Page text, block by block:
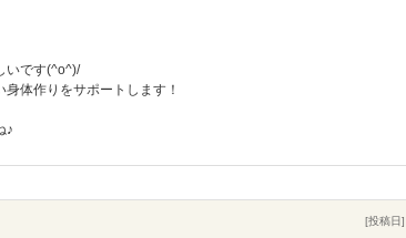
いです(^o^)/
体作りをサポートします！
♪
[投稿日